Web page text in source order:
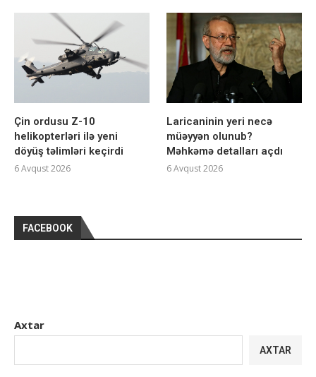
Çin ordusu Z-10
helikopterləri ilə yeni
döyüş təlimləri keçirdi
6 Avqust 2026
Laricaninin yeri necə
müəyyən olunub?
Məhkəmə detalları açdı
6 Avqust 2026
FACEBOOK
Axtar
AXTAR